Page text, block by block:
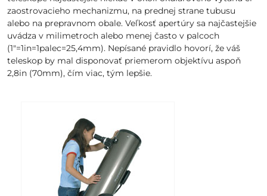
zaostrovacieho mechanizmu, na prednej strane tubusu
alebo na prepravnom obale. Veľkosť apertúry sa najčastejšie
uvádza v milimetroch alebo menej často v palcoch
(1"=1in=1palec=25,4mm). Nepísané pravidlo hovorí, že váš
teleskop by mal disponovať priemerom objektívu aspoň
2,8in (70mm), čím viac, tým lepšie.